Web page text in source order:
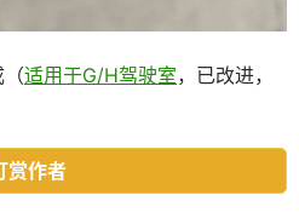
适用于G/H驾驶室，已改进，
赏作者